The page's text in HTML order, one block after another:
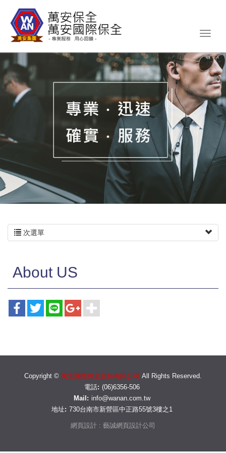
次選單
About US
Copyright © 萬安國際保全股份有限公司 All Rights Reserved.
電話: (06)6356-506
Mail: info@wanan.com.tw
地址: 730台南市新營區中正路55號3樓之1
網頁設計 : 藝誠網頁設計公司